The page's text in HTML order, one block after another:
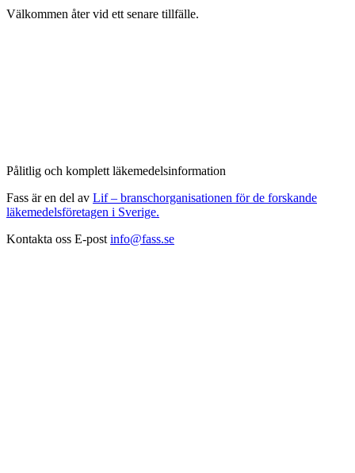
Välkommen åter vid ett senare tillfälle.
Pålitlig och komplett läkemedelsinformation
Fass är en del av Lif – branschorganisationen för de forskande
läkemedelsföretagen i Sverige.
Kontakta oss E-post info@fass.se